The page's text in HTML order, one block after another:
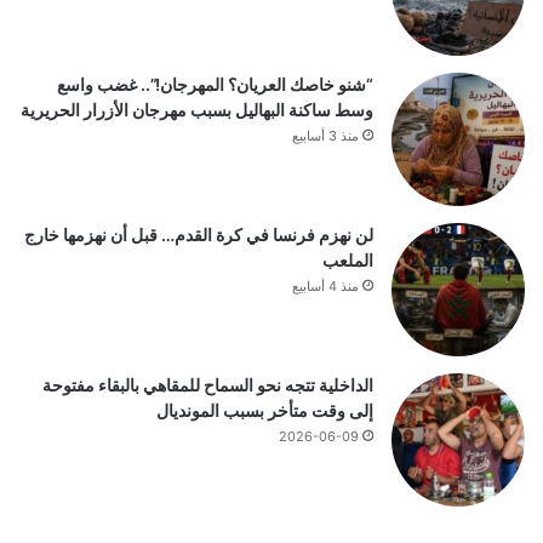
“شنو خاصك العريان؟ المهرجان!”.. غضب واسع
وسط ساكنة البهاليل بسبب مهرجان الأزرار الحريرية
منذ 3 أسابيع
لن نهزم فرنسا في كرة القدم… قبل أن نهزمها خارج
الملعب
منذ 4 أسابيع
الداخلية تتجه نحو السماح للمقاهي بالبقاء مفتوحة
إلى وقت متأخر بسبب المونديال
2026-06-09